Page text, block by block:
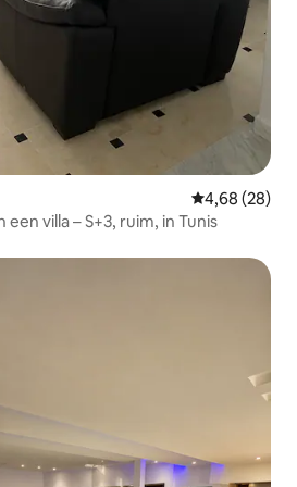
Gemiddelde
4,68 (28)
villa – S+3, ruim, in Tunis